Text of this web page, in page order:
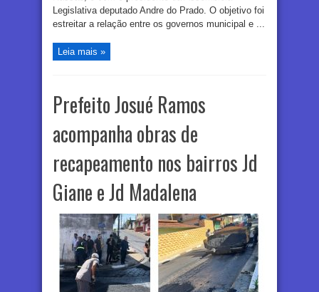
Legislativa deputado Andre do Prado. O objetivo foi
estreitar a relação entre os governos municipal e ...
Leia mais »
Prefeito Josué Ramos
acompanha obras de
recapeamento nos bairros Jd
Giane e Jd Madalena